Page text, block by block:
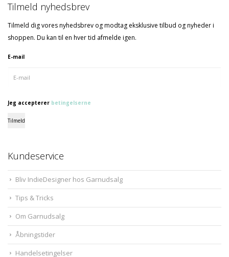
Tilmeld nyhedsbrev
Tilmeld dig vores nyhedsbrev og modtag eksklusive tilbud og nyheder i
shoppen. Du kan til en hver tid afmelde igen.
E-mail
Jeg accepterer betingelserne
Tilmeld
Kundeservice
Bliv IndieDesigner hos Garnudsalg
Tips & Tricks
Om Garnudsalg
Åbningstider
Handelsetingelser